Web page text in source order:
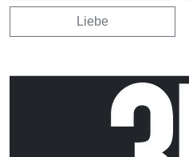
Liebe